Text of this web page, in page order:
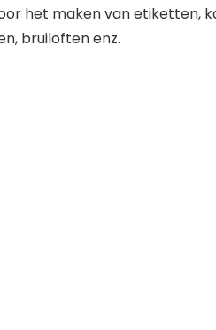
het maken van etiketten,
bruiloften enz.